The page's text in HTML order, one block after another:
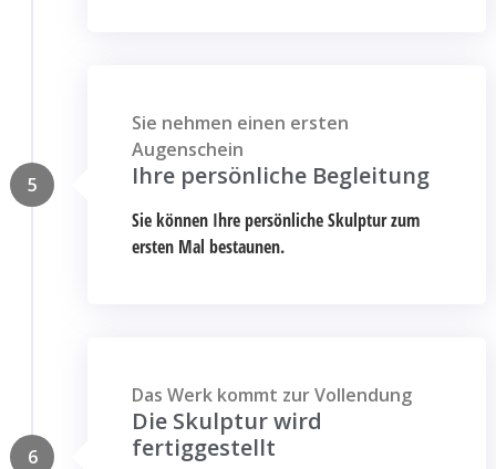
Sie nehmen einen ersten
Augenschein
Ihre persönliche Begleitung
Sie können Ihre persönliche Skulptur zum
ersten Mal bestaunen.
5
Das Werk kommt zur Vollendung
Die Skulptur wird
fertiggestellt
6